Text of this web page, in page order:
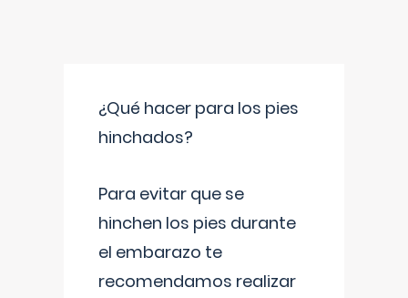
¿Qué hacer para los pies
hinchados?
Para evitar que se
hinchen los pies durante
el embarazo te
recomendamos realizar